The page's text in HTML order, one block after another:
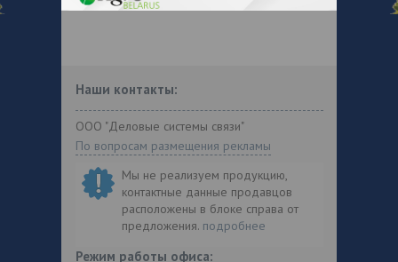
Наши контакты:
ООО "Деловые системы связи"
По вопросам размещения рекламы
Мы не реализуем продукцию,
контактные данные продавцов
расположены в блоке справа от
предложения. подробнее
Режим работы офиса: